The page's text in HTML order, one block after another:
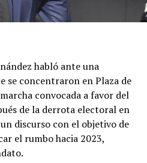
habló ante una
se concentraron en Plaza de
convocada a favor del
de la derrota electoral en
discurso con el objetivo de
el rumbo hacia 2023,